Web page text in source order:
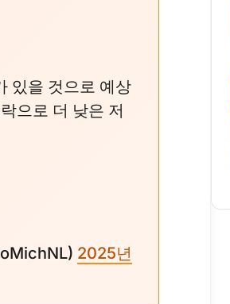
있을 것으로 예상
으로 더 낮은 저
2025년